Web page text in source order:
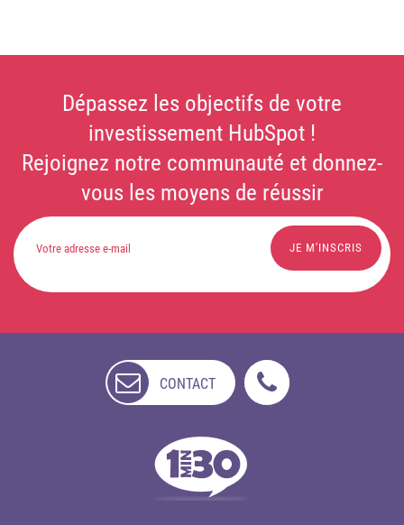
Dépassez les objectifs de votre
investissement HubSpot !
Rejoignez notre communauté et donnez-
vous les moyens de réussir
CONTACT
DISPONIBLE